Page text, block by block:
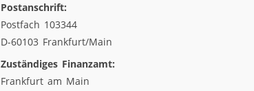
Postanschrift:
Postfach 103344
D-60103 Frankfurt/Main
Zuständiges Finanzamt:
Frankfurt am Main